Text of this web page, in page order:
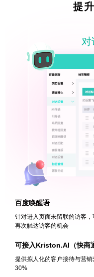
提
百度唤醒语
针对进入页面未留联的访客
再次触达访客的机会
可接入Kriston.AI（快商
提供拟人化的客户接待与营
30%
对